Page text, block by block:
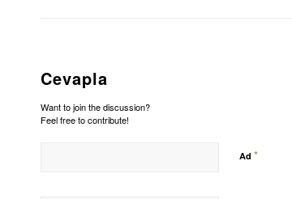
Cevapla
Want to join the discussion?
Feel free to contribute!
Ad *